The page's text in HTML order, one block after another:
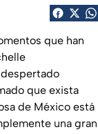
que han
que exista
de México está
una gran